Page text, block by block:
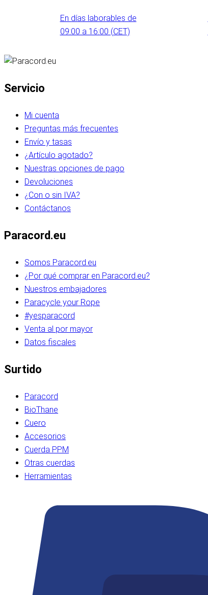
En días laborables de
09:00 a 16:00 (CET)
Servicio
Mi cuenta
Preguntas más frecuentes
Envío y tasas
¿Artículo agotado?
Nuestras opciones de pago
Devoluciones
¿Con o sin IVA?
Contáctanos
Paracord.eu
Somos Paracord.eu
¿Por qué comprar en Paracord.eu?
Nuestros embajadores
Paracycle your Rope
#yesparacord
Venta al por mayor
Datos fiscales
Surtido
Paracord
BioThane
Cuero
Accesorios
Cuerda PPM
Otras cuerdas
Herramientas